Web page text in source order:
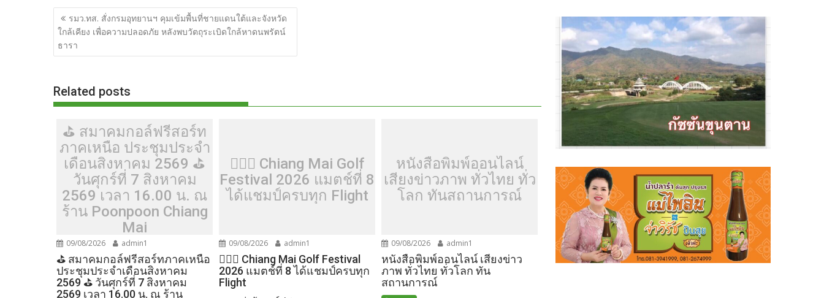
e
b
o
k
itt
er
d
di
t
e g
g
er
m
bl
r
er
e
st
p
y
Li
k
ar
e
แนะแนว
เรื่อง
รมว.ทส. สั่งกรมอุทยานฯ คุมเข้มพื้นที่ชายแดนใต้และจังหวัด
ใกล้เคียง เพื่อความปลอดภัย​ หลังพบวัตถุระเบิดใกล้หาดนพรัตน์
ธารา​
Related posts
⛳️ สมาคมกอล์ฟรีสอร์ท
ภาคเหนือ ประชุมประจำ
เดือนสิงหาคม 2569 ⛳️
วันศุกร์ที่ 7 สิงหาคม
2569 เวลา 16.00 น. ณ
ร้าน Poonpoon Chiang
Mai
09/08/2026 admin1
⛳️ สมาคมกอล์ฟรีสอร์ทภาคเหนือ
ประชุมประจำเดือนสิงหาคม
2569 ⛳️ วันศุกร์ที่ 7 สิงหาคม
2569 เวลา 16.00 น. ณ ร้าน
🏌️‍♂️⛳ Chiang Mai Golf
Festival 2026 แมตช์ที่ 8
ได้แชมป์ครบทุก Flight
09/08/2026 admin1
🏌️‍♂️⛳ Chiang Mai Golf Festival
2026 แมตช์ที่ 8 ได้แชมป์ครบทุก
Flight
หนังสือพิมพ์ออนไลน์
เสียงข่าวภาพ ทั่วไทย ทั่ว
โลก ทันสถานการณ์
09/08/2026 admin1
หนังสือพิมพ์ออนไลน์ เสียงข่าว
ภาพ ทั่วไทย ทั่วโลก ทัน
สถานการณ์